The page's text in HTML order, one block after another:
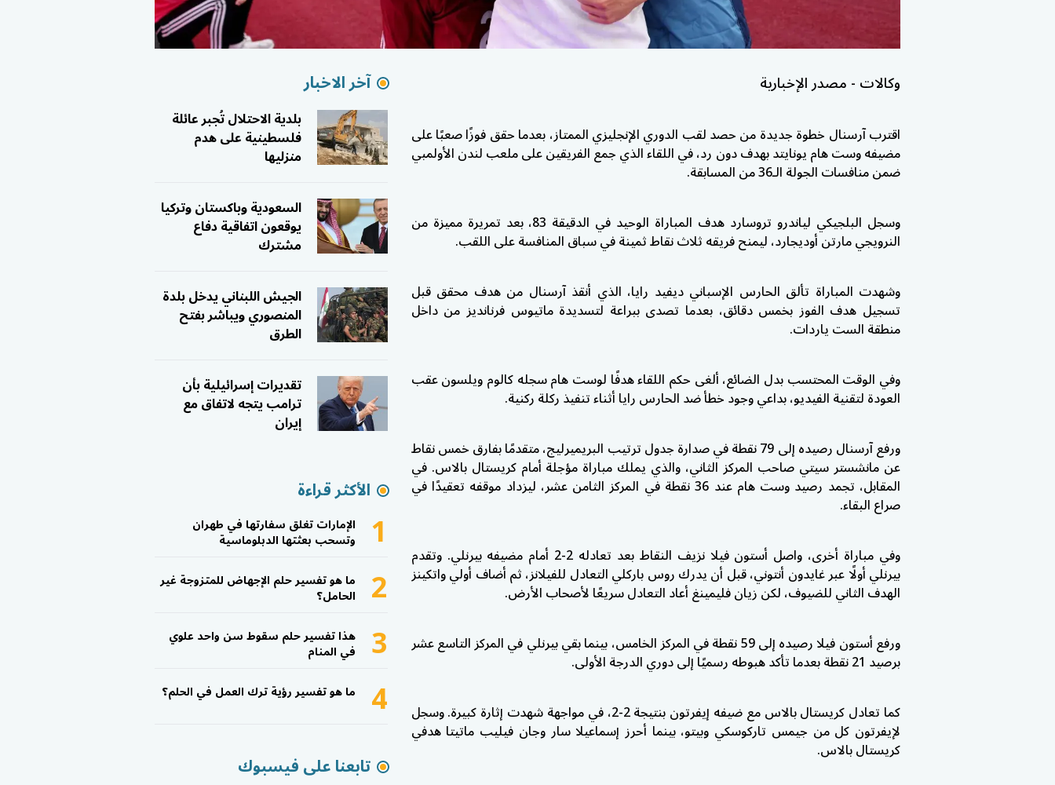
وكالات - مصدر الإخبارية
اقترب آرسنال خطوة جديدة من حصد لقب الدوري الإنجليزي الممتاز، بعدما حقق فوزًا صعبًا على
مضيفه وست هام يونايتد بهدف دون رد، في اللقاء الذي جمع الفريقين على ملعب لندن الأولمبي
ضمن منافسات الجولة الـ36 من المسابقة.
وسجل البلجيكي لياندرو تروسارد هدف المباراة الوحيد في الدقيقة 83، بعد تمريرة مميزة من
النرويجي مارتن أوديجارد، ليمنح فريقه ثلاث نقاط ثمينة في سباق المنافسة على اللقب.
وشهدت المباراة تألق الحارس الإسباني ديفيد رايا، الذي أنقذ آرسنال من هدف محقق قبل
تسجيل هدف الفوز بخمس دقائق، بعدما تصدى ببراعة لتسديدة ماتيوس فرنانديز من داخل
منطقة الست ياردات.
وفي الوقت المحتسب بدل الضائع، ألغى حكم اللقاء هدفًا لوست هام سجله كالوم ويلسون عقب
العودة لتقنية الفيديو، بداعي وجود خطأ ضد الحارس رايا أثناء تنفيذ ركلة ركنية.
ورفع آرسنال رصيده إلى 79 نقطة في صدارة جدول ترتيب البريميرليج، متقدمًا بفارق خمس نقاط
عن مانشستر سيتي صاحب المركز الثاني، والذي يملك مباراة مؤجلة أمام كريستال بالاس. في
المقابل، تجمد رصيد وست هام عند 36 نقطة في المركز الثامن عشر، ليزداد موقفه تعقيدًا في
صراع البقاء.
وفي مباراة أخرى، واصل أستون فيلا نزيف النقاط بعد تعادله 2-2 أمام مضيفه بيرنلي. وتقدم
بيرنلي أولًا عبر غايدون أنتوني، قبل أن يدرك روس باركلي التعادل للفيلانز، ثم أضاف أولي واتكينز
الهدف الثاني للضيوف، لكن زيان فليمينغ أعاد التعادل سريعًا لأصحاب الأرض.
ورفع أستون فيلا رصيده إلى 59 نقطة في المركز الخامس، بينما بقي بيرنلي في المركز التاسع عشر
برصيد 21 نقطة بعدما تأكد هبوطه رسميًا إلى دوري الدرجة الأولى.
كما تعادل كريستال بالاس مع ضيفه إيفرتون بنتيجة 2-2، في مواجهة شهدت إثارة كبيرة. وسجل
لإيفرتون كل من جيمس تاركوسكي وبيتو، بينما أحرز إسماعيلا سار وجان فيليب ماتيتا هدفي
كريستال بالاس.
آخر الاخبار
بلدية الاحتلال تُجبر عائلة
فلسطينية على هدم
منزليها
السعودية وباكستان وتركيا
يوقعون اتفاقية دفاع
مشترك
الجيش اللبناني يدخل بلدة
المنصوري ويباشر بفتح
الطرق
تقديرات إسرائيلية بأن
ترامب يتجه لاتفاق مع
إيران
الأكثر قراءة
1 الإمارات تغلق سفارتها في طهران
وتسحب بعثتها الدبلوماسية
2 ما هو تفسير حلم الإجهاض للمتزوجة غير
الحامل؟
3 هذا تفسير حلم سقوط سن واحد علوي
في المنام
4 ما هو تفسير رؤية ترك العمل في الحلم؟
تابعنا على فيسبوك